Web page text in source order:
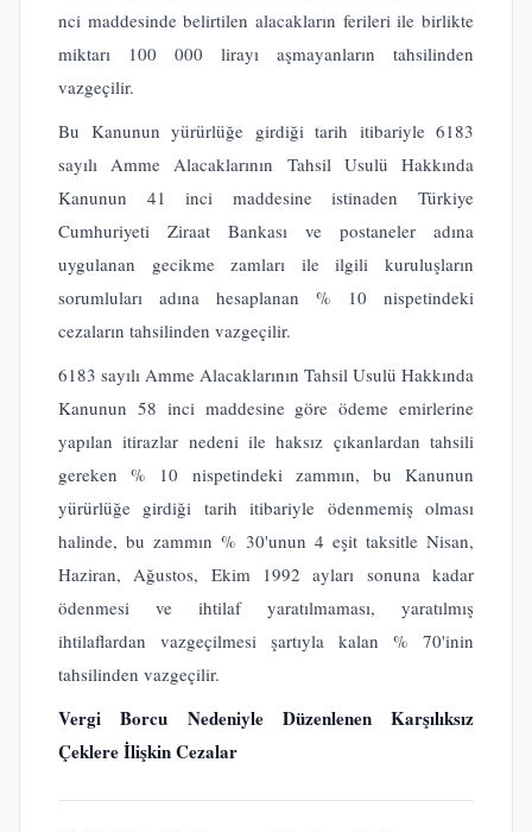
nci maddesinde belirtilen alacakların ferileri ile birlikte
miktarı 100 000 lirayı aşmayanların tahsilinden
vazgeçilir.
Bu Kanunun yürürlüğe girdiği tarih itibariyle 6183
sayılı Amme Alacaklarının Tahsil Usulü Hakkında
Kanunun 41 inci maddesine istinaden Türkiye
Cumhuriyeti Ziraat Bankası ve postaneler adına
uygulanan gecikme zamları ile ilgili kuruluşların
sorumluları adına hesaplanan % 10 nispetindeki
cezaların tahsilinden vazgeçilir.
6183 sayılı Amme Alacaklarının Tahsil Usulü Hakkında
Kanunun 58 inci maddesine göre ödeme emirlerine
yapılan itirazlar nedeni ile haksız çıkanlardan tahsili
gereken % 10 nispetindeki zammın, bu Kanunun
yürürlüğe girdiği tarih itibariyle ödenmemiş olması
halinde, bu zammın % 30'unun 4 eşit taksitle Nisan,
Haziran, Ağustos, Ekim 1992 ayları sonuna kadar
ödenmesi ve ihtilaf yaratılmaması, yaratılmış
ihtilaflardan vazgeçilmesi şartıyla kalan % 70'inin
tahsilinden vazgeçilir.
Vergi Borcu Nedeniyle Düzenlenen Karşılıksız
Çeklere İlişkin Cezalar